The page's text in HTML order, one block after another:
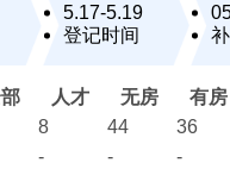
5.17-5.19
登记时间
人才 无房
有房
8 44
36
- -
-